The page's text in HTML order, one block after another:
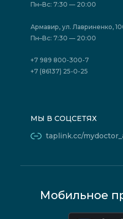
Политика
Акции
Отзывы
Государственные
Юридическим лицам
Пн–Вс: 7:30 — 20:00
Армавир, ул. Лавриненко,
Пн–Вс: 7:30 — 20:00
+7 989 800-300-7
+7 (86137) 25-0-25
МЫ В СОЦСЕТЯХ
taplink.cc/
Мобильное